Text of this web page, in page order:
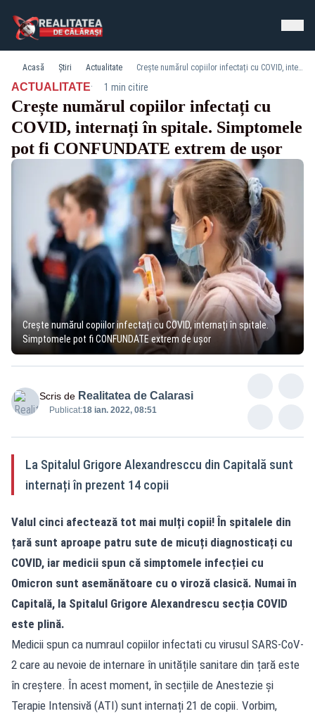
Acasă Știri Actualitate Crește numărul copiilor infectați cu COVID, internați în spitale. Simptomele pot fi CONFUNDATE extrem de ușor
ACTUALITATE· 1 min citire
Crește numărul copiilor infectați cu
COVID, internați în spitale. Simptomele
pot fi CONFUNDATE extrem de ușor
Crește numărul copiilor infectați cu COVID, internați în spitale.
Simptomele pot fi CONFUNDATE extrem de ușor
Scris de Realitatea de Calarasi
Publicat:18 ian. 2022, 08:51
La Spitalul Grigore Alexandresccu din Capitală sunt
internați în prezent 14 copii
Valul cinci afectează tot mai mulți copii! În spitalele din
țară sunt aproape patru sute de micuți diagnosticați cu
COVID, iar medicii spun că simptomele infecției cu
Omicron sunt asemănătoare cu o viroză clasică. Numai în
Capitală, la Spitalul Grigore Alexandrescu secția COVID
este plină.
Medicii spun ca numraul copiilor infectati cu virusul SARS-CoV-
2 care au nevoie de internare în unitățile sanitare din țară este
în creștere. În acest moment, în secțiile de Anestezie și
Terapie Intensivă (ATI) sunt internați 21 de copii. Vorbim,